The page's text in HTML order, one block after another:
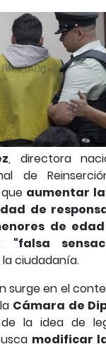
, directora
de
aumentar
de
de
"falsa
la ciudadanía.
surge en el
Cámara de
la idea de
modificar